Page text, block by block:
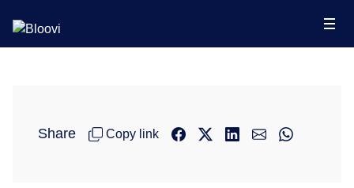
Share Copy link